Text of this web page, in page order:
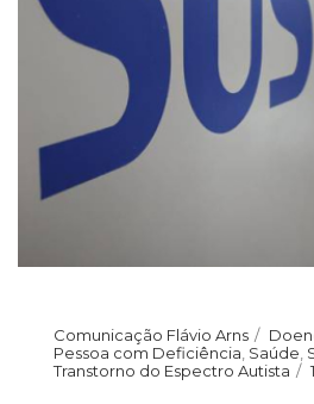
Comunicação Flávio Arns
Pessoa com Deficiência, Saúde,
Transtorno do Espectro Autista